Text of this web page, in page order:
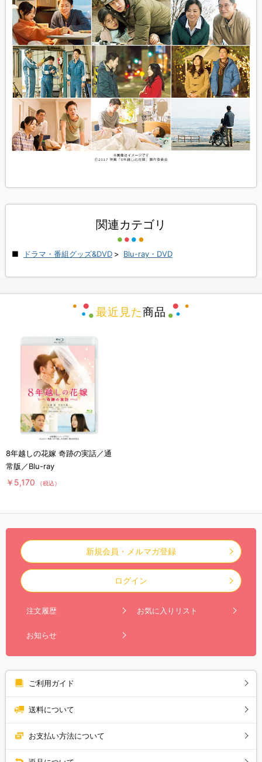
関連カテゴリ
ドラマ・番組グッズ&DVD > Blu-ray・DVD
最近見た商品
8年越しの花嫁 奇跡の実話／通
常版／Blu-ray
￥5,170 （税込）
新規会員・メルマガ登録
ログイン
注文履歴 お気に入りリスト
お知らせ
ご利用ガイド
送料について
お支払い方法について